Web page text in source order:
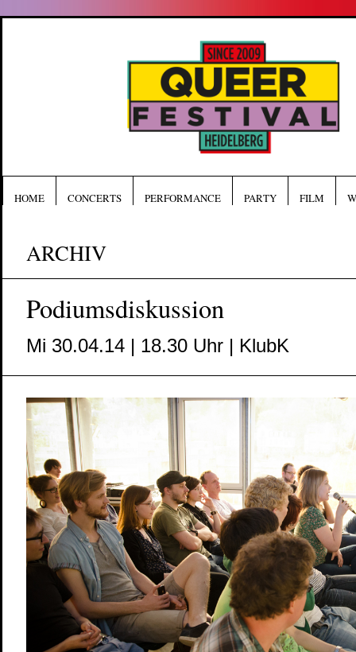
HOME CONCERTS PERFORMANCE PARTY FILM
ARCHIV
Podiumsdiskussion
Mi 30.04.14 | 18.30 Uhr | KlubK